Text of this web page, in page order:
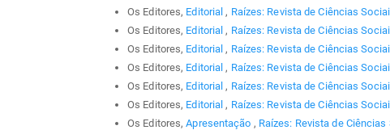
Os Editores, Editorial, Raízes: Revista de Ciências
Os Editores, Editorial, Raízes: Revista de Ciências
Os Editores, Editorial, Raízes: Revista de Ciências
Os Editores, Editorial, Raízes: Revista de Ciências
Os Editores, Editorial, Raízes: Revista de Ciências
Os Editores, Editorial, Raízes: Revista de Ciências
Os Editores,Apresentação , Raízes: Revista de